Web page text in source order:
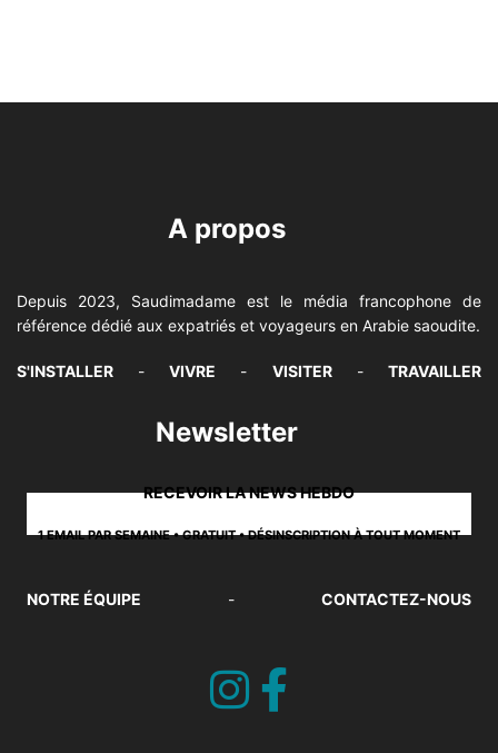
A propos
Depuis 2023, Saudimadame est le média francophone de
référence dédié aux expatriés et voyageurs en Arabie saoudite.
S'INSTALLER - VIVRE - VISITER - TRAVAILLER
Newsletter
RECEVOIR LA NEWS HEBDO
1 EMAIL PAR SEMAINE • GRATUIT • DÉSINSCRIPTION À TOUT MOMENT
NOTRE ÉQUIPE - CONTACTEZ-NOUS